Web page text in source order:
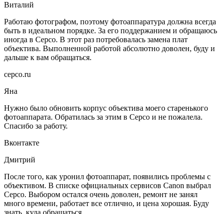
Виталий
Работаю фотографом, поэтому фотоаппаратура должна всегда
быть в идеальном порядке. За его поддержанием и обращаюсь
иногда в Серсо. В этот раз потребовалась замена плат
объектива. Выполненной работой абсолютно доволен, буду и
дальше к вам обращаться.
серсо.ru
Яна
Нужно было обновить корпус объектива моего старенького
фотоаппарата. Обратилась за этим в Серсо и не пожалела.
Спасибо за работу.
Вконтакте
Дмитрий
После того, как уронил фотоаппарат, появились проблемы с
объективом. В списке официальных сервисов Canon выбрал
Серсо. Выбором остался очень доволен, ремонт не занял
много времени, работает все отлично, и цена хорошая. Буду